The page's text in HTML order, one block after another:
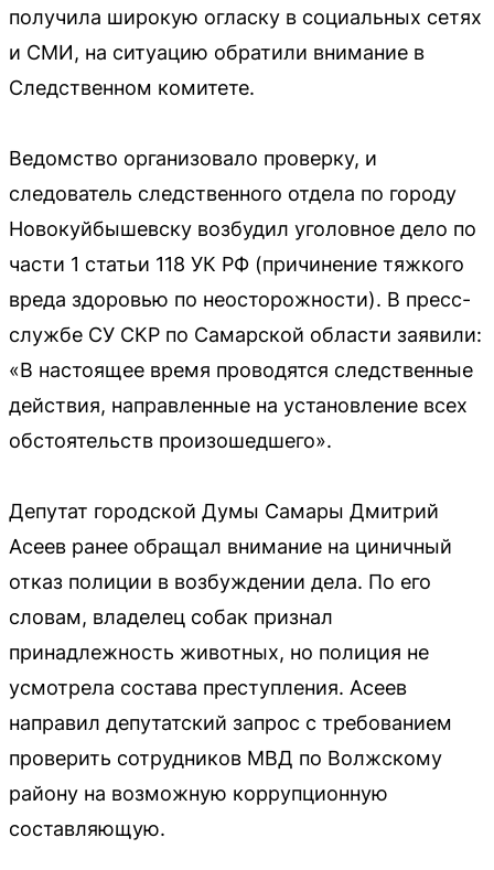
получила широкую огласку в социальных сетях
и СМИ, на ситуацию обратили внимание в
Следственном комитете.
Ведомство организовало проверку, и
следователь следственного отдела по городу
Новокуйбышевску возбудил уголовное дело по
части 1 статьи 118 УК РФ (причинение тяжкого
вреда здоровью по неосторожности). В пресс-
службе СУ СКР по Самарской области заявили:
«В настоящее время проводятся следственные
действия, направленные на установление всех
обстоятельств произошедшего».
Депутат городской Думы Самары Дмитрий
Асеев ранее обращал внимание на циничный
отказ полиции в возбуждении дела. По его
словам, владелец собак признал
принадлежность животных, но полиция не
усмотрела состава преступления. Асеев
направил депутатский запрос с требованием
проверить сотрудников МВД по Волжскому
району на возможную коррупционную
составляющую.